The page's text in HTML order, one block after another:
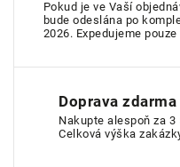
Pokud je ve Vaší
bude odeslána po
2026. Expedujeme pouze
Doprava zdarma
Nakupte alespoň za 3
Celková výška